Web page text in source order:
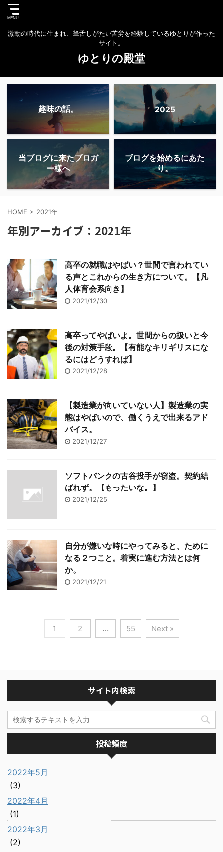
激動の時代に生まれ、筆舌しがたい苦労を経験しているゆとりが作った
サイト。
ゆとりの殿堂
趣味の話。 2025
当ブログに来たブロガ
ー様へ
ブログを始めるにあた
り。
HOME > 2021年
年別アーカイブ：2021年
高卒の就職はやばい？世間で言われてい
る声とこれからの生き方について。【凡
人体育会系向き】
2021/12/30
高卒ってやばいよ。世間からの扱いと今
後の対策手段。【有能なキリギリスにな
るにはどうすれば】
2021/12/28
【製造業が向いていない人】製造業の実
態はやばいので、働くうえで出来るアド
バイス。
2021/12/27
ソフトバンクの古谷投手が窃盗。契約結
ばれず。【もったいな。】
2021/12/25
自分が嫌いな時にやってみると、ために
なる２つこと。着実に進む方法とは何
か。
2021/12/21
1 2 … 55 Next »
サイト内検索
投稿頻度
2022年5月
(3)
2022年4月
(1)
2022年3月
(2)